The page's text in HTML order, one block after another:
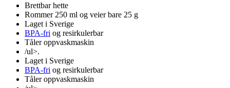
Brettbar hette
Rommer 250 ml og veier bare 25 g
Laget i Sverige
BPA-fri og resirkulerbar
Tåler oppvaskmaskin
/ul>.
Laget i Sverige
BPA-fri og resirkulerbar
Tåler oppvaskmaskin